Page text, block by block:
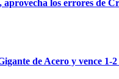
los errores de
de Acero y vence